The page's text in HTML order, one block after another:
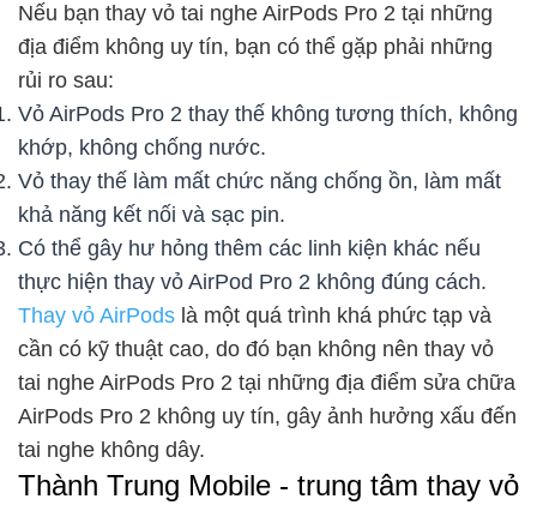
Nếu bạn thay vỏ tai nghe AirPods Pro 2 tại những
địa điểm không uy tín, bạn có thể gặp phải những
rủi ro sau:
Vỏ AirPods Pro 2 thay thế không tương thích, không
khớp, không chống nước.
Vỏ thay thế làm mất chức năng chống ồn, làm mất
khả năng kết nối và sạc pin.
Có thể gây hư hỏng thêm các linh kiện khác nếu
thực hiện thay vỏ AirPod Pro 2 không đúng cách.
Thay vỏ AirPods là một quá trình khá phức tạp và
cần có kỹ thuật cao, do đó bạn không nên thay vỏ
tai nghe AirPods Pro 2 tại những địa điểm sửa chữa
AirPods Pro 2 không uy tín, gây ảnh hưởng xấu đến
tai nghe không dây.
Thành Trung Mobile - trung tâm thay vỏ